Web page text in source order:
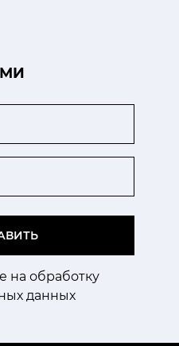
на обработку
данных